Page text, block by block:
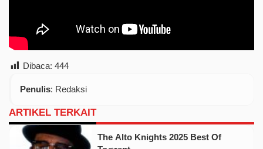
Dibaca: 444
Penulis: Redaksi
ARTIKEL TERKAIT
The Alto Knights 2025 Best Of